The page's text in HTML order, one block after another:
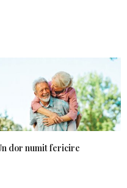
dor numit fericire